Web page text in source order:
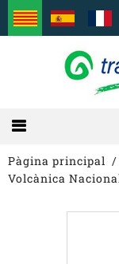
Pàgina principal
Volcànica